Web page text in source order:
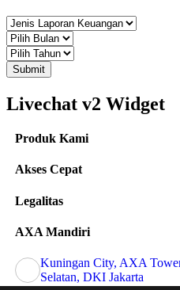
Submit
Livechat v2 Widget
Produk Kami
Akses Cepat
Legalitas
AXA Mandiri
Kuningan City, AXA
Selatan, DKI Jakarta